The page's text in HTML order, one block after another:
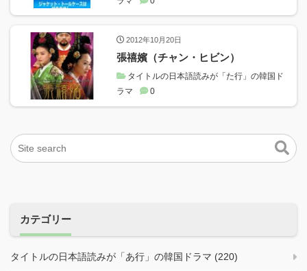
2012年10月20日
張禧嬪（チャン・ヒビン）
タイトルの日本語読みが「た行」の韓国ド
ラマ
0
カテゴリー
タイトルの日本語読みが「あ行」の韓国ドラマ (220)